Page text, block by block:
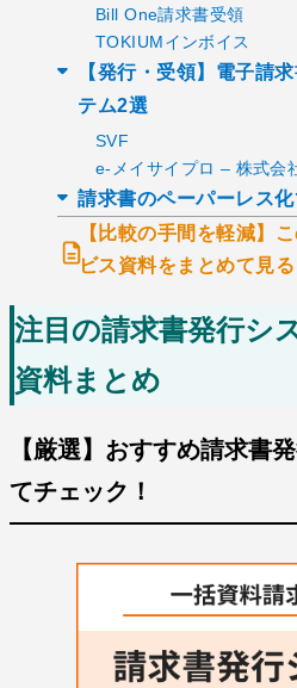
Bill One請求書受領
TOKIUMインボイス
【発行・受領】電子請
テム2選
SVF
e-メイサイプロ – 株式会
請求書のペーパーレス
【比較の手間を軽減】
ビス資料をまとめて見る
注目の請求書発行シ
資料まとめ
【厳選】おすすめ請求書
てチェック！